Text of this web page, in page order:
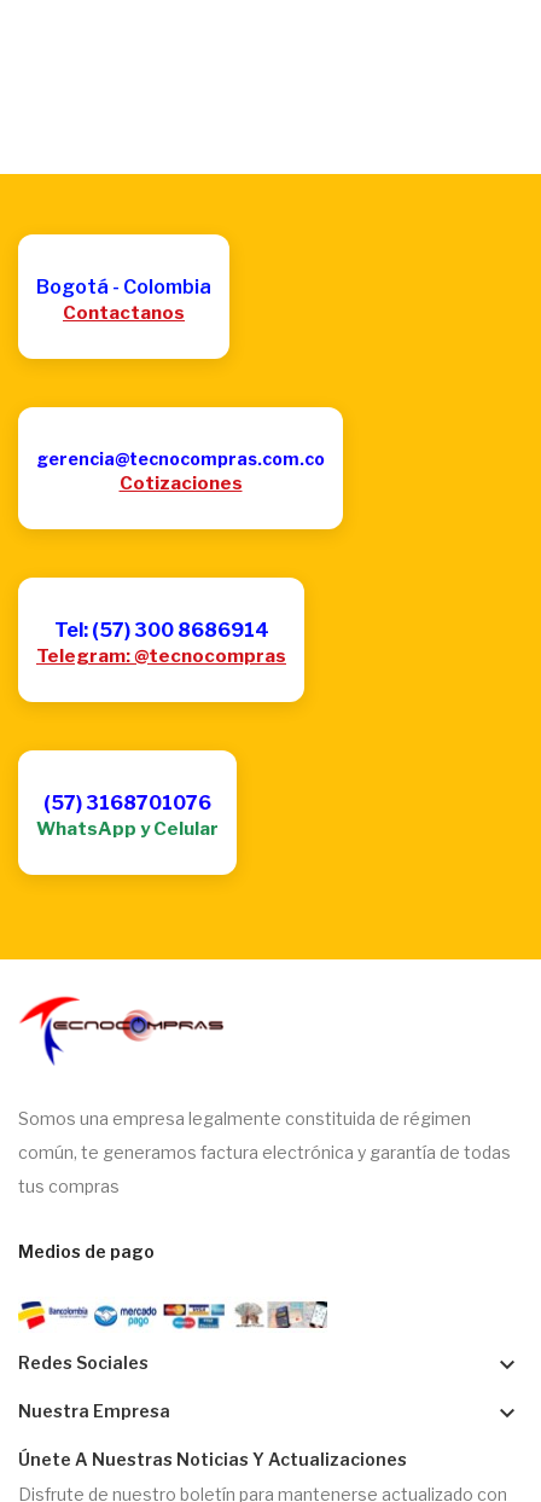
Bogotá - Colombia
Contactanos
gerencia@tecnocompras.com.co
Cotizaciones
Tel: (57) 300 8686914
Telegram: @tecnocompras
(57) 3168701076
WhatsApp y Celular
Somos una empresa legalmente constituida de régimen
común, te generamos factura electrónica y garantía de todas
tus compras
Medios de pago
Redes Sociales keyboard_arrow_down
Nuestra Empresa keyboard_arrow_down
Únete A Nuestras Noticias Y Actualizaciones
Disfrute de nuestro boletín para mantenerse actualizado con